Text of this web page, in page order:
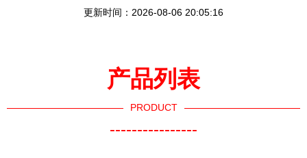
更新时间：2026-08-06 20:05:16
产品列表
PRODUCT
----------------